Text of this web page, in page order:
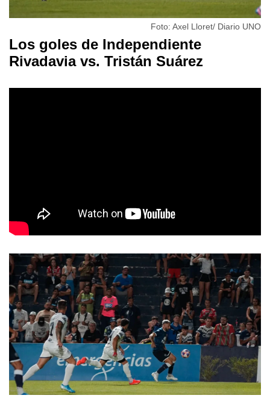
Foto: Axel Lloret/ Diario UNO
Los goles de Independiente
Rivadavia vs. Tristán Suárez